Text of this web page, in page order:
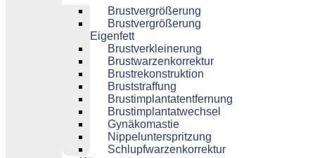
Brustvergrößerung
Brustvergrößerung
Eigenfett
Brustverkleinerung
Brustwarzenkorrektur
Brustrekonstruktion
Bruststraffung
Brustimplantatentfernung
Brustimplantatwechsel
Gynäkomastie
Nippelunterspritzung
Schlupfwarzenkorrektur